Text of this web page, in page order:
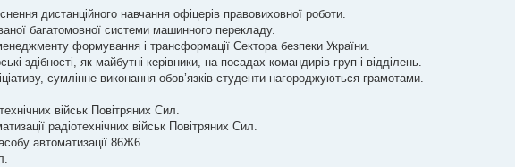
дистанційного навчання офіцерів правовиховної роботи.
багатомовної системи машинного перекладу.
формування і трансформації Сектора безпеки України.
здібності, як майбутні керівники, на посадах командирів груп і відділень.
сумлінне виконання обов’язків студенти нагороджуються грамотами.
військ Повітряних Сил.
радіотехнічних військ Повітряних Сил.
автоматизації 86Ж6.